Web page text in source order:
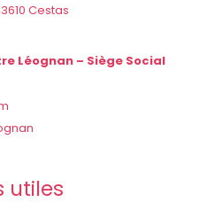
Cestas
Léognan – Siège Social
utiles